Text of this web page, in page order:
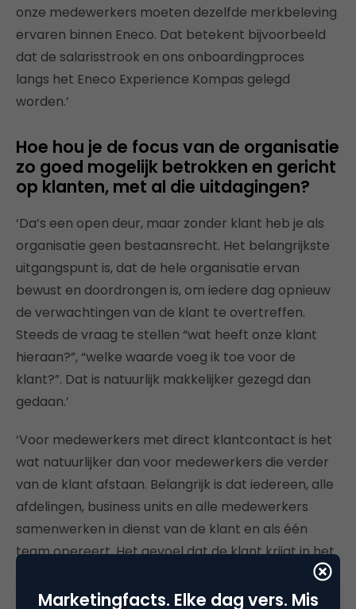
onze medewerkers moeten dezelfde merkbeleving
ervaren binnen Eneco. Dat betekent bijvoorbeeld
dat de salarisstrook en ons onboardingproces
langs het Eneco Experience Kompas gelegd
worden.’
Hoe hou je de focus van de organisatie
zo goed mogelijk betrokken en gericht
op klanten, met al die uitdagingen?
‘Da’s een open deur, maar zonder klant heb je als
organisatie geen bestaansrecht. Het belangrijkste
uitgangspunt is, dat de hele organisatie ervan
bewust en doordrongen is, om iedere dag opnieuw
de verwachtingen van de klant te overtreffen.
Steeds de vraag te stellen “wat heeft onze klant
hieraan?”, “welke waarde voeg ik toe voor de
klant?”. Dat is natuurlijk makkelijker gezegd dan
gedaan.’
‘Voor medewerkers met direct klantcontact is het
wat natuurlijker dan voor medewerkers die verder
van de klant afstaan. Belangrijk is dat iedereen, alle
afdelingen, business units en alle medewerkers
samenwerken in dienst van de klant en als één
team opereert. Het gevoel dat de klant krijgt in het
kloppen. Interne communicatie kan bijdragen door
Marketingfacts. Elke dag vers. Mis